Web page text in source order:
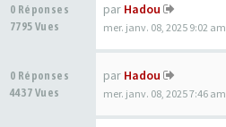
0 Réponses
7795 Vues
par Hadou
mer. janv. 08, 2025 9:02 am
0 Réponses
4437 Vues
par Hadou
mer. janv. 08, 2025 7:46 am